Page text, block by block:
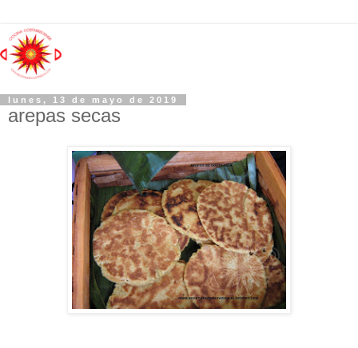
lunes, 13 de mayo de 2019
arepas secas